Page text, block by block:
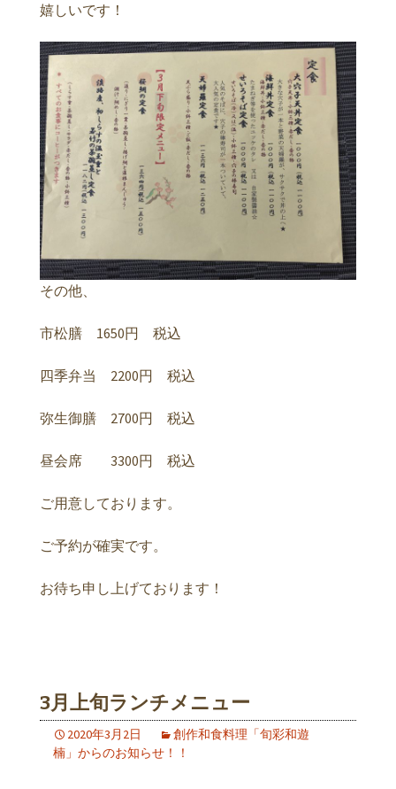
嬉しいです！
その他、
市松膳 1650円 税込
四季弁当 2200円 税込
弥生御膳 2700円 税込
昼会席 3300円 税込
ご用意しております。
ご予約が確実です。
お待ち申し上げております！
3月上旬ランチメニュー
2020年3月2日
創作和食料理「旬彩和遊
楠」からのお知らせ！！